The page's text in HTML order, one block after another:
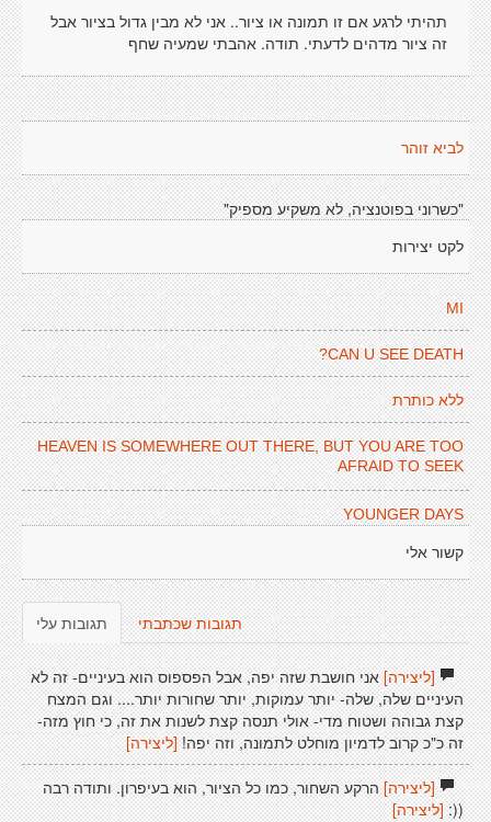
תהיתי לרגע אם זו תמונה או ציור.. אני לא מבין גדול בציור אבל
זה ציור מדהים לדעתי. תודה. אהבתי שמעיה שחף
לביא זוהר
"כשרוני בפוטנציה, לא משקיע מספיק"
לקט יצירות
MI
CAN U SEE DEATH?
ללא כותרת
HEAVEN IS SOMEWHERE OUT THERE, BUT YOU ARE TOO
AFRAID TO SEEK
YOUNGER DAYS
קשור אלי
תגובות עלי תגובות שכתבתי
[ליצירה]אני חושבת שזה יפה, אבל הפספוס הוא בעיניים- זה לא
העיניים שלה, שלה- יותר עמוקות, יותר שחורות יותר.... וגם המצח
קצת גבוהה ושטוח מדי- אולי תנסה קצת לשנות את זה, כי חוץ מזה-
זה כ"כ קרוב לדמיון מוחלט לתמונה, וזה יפה! [ליצירה]
[ליצירה]הרקע השחור, כמו כל הציור, הוא בעיפרון. ותודה רבה
((: [ליצירה]